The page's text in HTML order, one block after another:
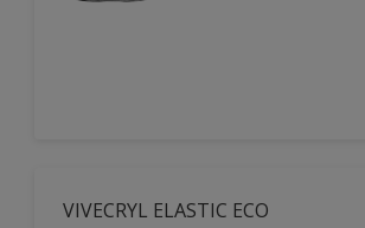
VIVECRYL ELASTIC ECO